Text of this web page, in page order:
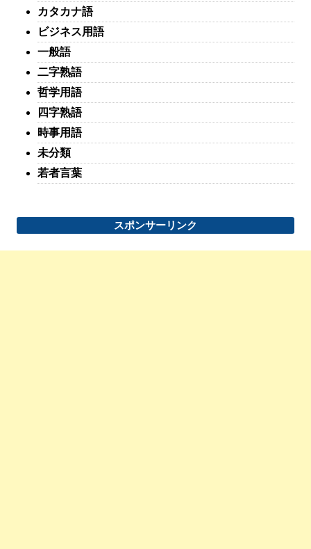
カタカナ語
ビジネス用語
一般語
二字熟語
哲学用語
四字熟語
時事用語
未分類
若者言葉
スポンサーリンク